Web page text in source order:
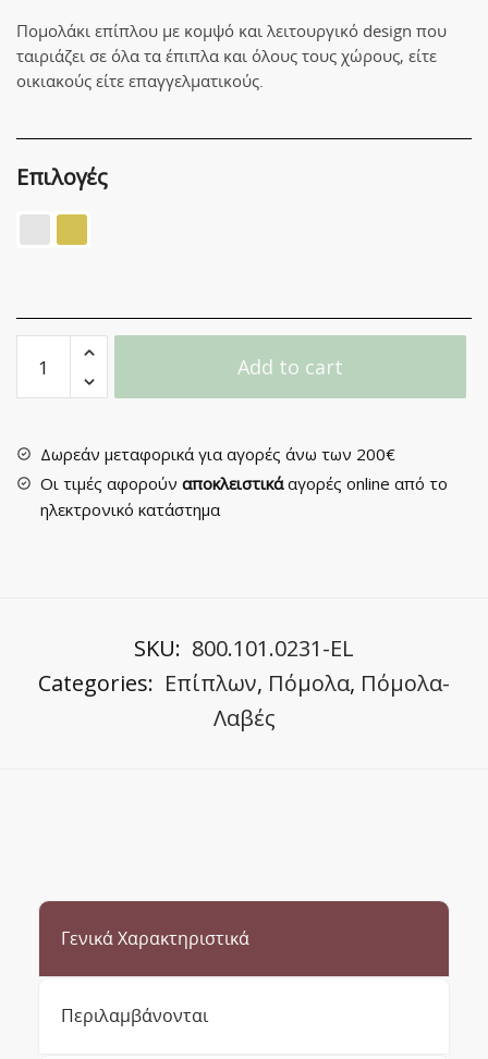
Πομολάκι επίπλου με κομψό και λειτουργικό design που
ταιριάζει σε όλα τα έπιπλα και όλους τους χώρους, είτε
οικιακούς είτε επαγγελματικούς.
Επιλογές
Πομολάκι
Επίπλου
No
quantity
Add to cart
Δωρεάν μεταφορικά για αγορές άνω των 200€
Οι τιμές αφορούν αποκλειστικάαγορές online από το
ηλεκτρονικό κατάστημα
SKU: 800.101.0231-EL
Categories: Επίπλων, Πόμολα, Πόμολα-
Λαβές
Γενικά Χαρακτηριστικά
Περιλαμβάνονται